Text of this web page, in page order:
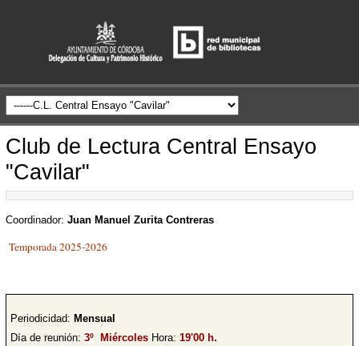
Club de Lectura Central Ensayo
"Cavilar"
Coordinador: Juan Manuel Zurita Contreras
Temporada 2025-2026
Periodicidad: Mensual
Día de reunión: 3º Miércoles Hora: 19'00 h.